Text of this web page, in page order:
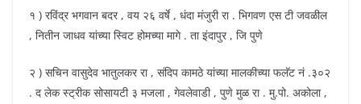
१ ) रविंद्र भगवान बदर , वय २६ वर्षे , धंदा मंजुरी रा . भिगवण एस टी जवळील
, नितीन जाधव यांच्या स्विट होमच्या मागे . ता इंदापुर , जि पुणे
२ ) सचिन वासुदेव भातुलकर रा , संदिप कामठे यांच्या मालकीच्या फलॅट नं .३०२
. द लेक स्ट्रीक सोसायटी ३ मजला , गेवलेवाडी , पुणे मुळ रा . मु.पो. अकोला ,